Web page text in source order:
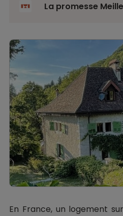
La promesse
En France, un logement